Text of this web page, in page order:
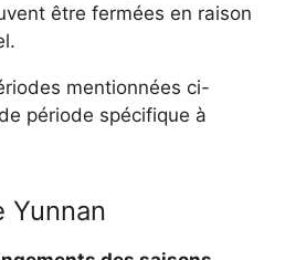
être fermées en raison
mentionnées ci-
période spécifique à
Yunnan